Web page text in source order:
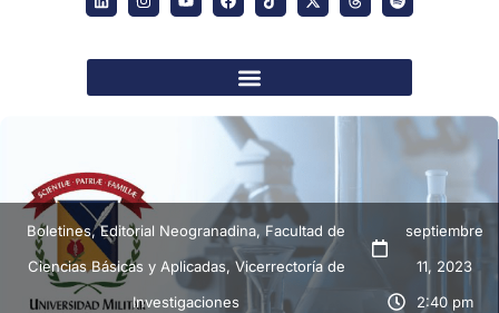
Boletines,Editorial Neogranadina, Facultad de
Ciencias Básicas y Aplicadas, Vicerrectoría de
Investigaciones
septiembre
11, 2023
2:40 pm